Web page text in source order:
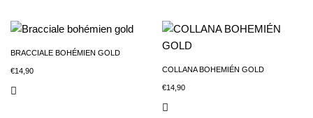
BRACCIALE BOHÉMIEN GOLD
€14,90 COLLANA BOHEMIÉN GOLD
€14,90